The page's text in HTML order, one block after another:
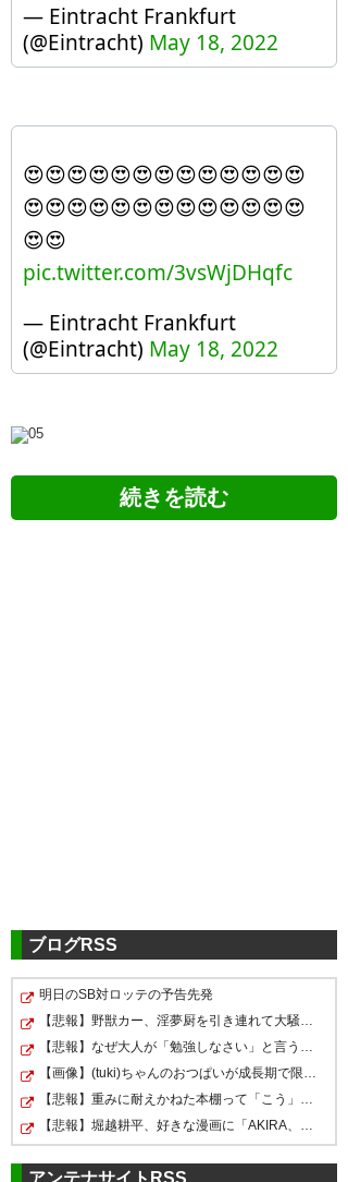
— Eintracht Frankfurt
(@Eintracht) May 18, 2022
😍😍😍😍😍😍😍😍😍😍😍😍😍
😍😍😍😍😍😍😍😍😍😍😍😍😍
😍😍
pic.twitter.com/3vsWjDHqfc
— Eintracht Frankfurt
(@Eintracht) May 18, 2022
https://t.co/8uwQM3Kkzu
— Duke Avenir / Madridista
(13BigEars_RM_1)2022, 5月 19
優勝だあああああああああああ
ああああああああああああああ
#UEL 王者は #フランクフルト
に😭 PK戦の末、1979/80シーズ
ン以来の2回目の優勝です🏆 #鎌
田大地 選手と #長谷部誠 選手は
01/02シーズンの #小野伸二 選
手に続いて、史上2・3人目の欧
ブログRSS
明日のSB対ロッテの予告先発
アンテナサイトRSS